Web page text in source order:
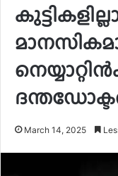
March 14, 2025